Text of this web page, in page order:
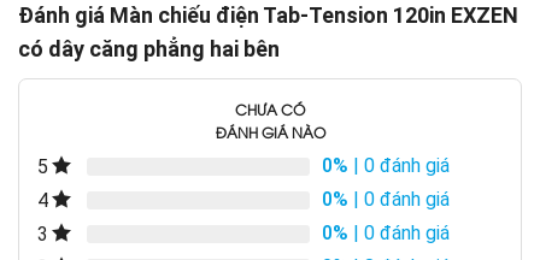
Đánh giá Màn chiếu điện Tab-Tension 120in EXZEN
có dây căng phẳng hai bên
CHƯA CÓ
ĐÁNH GIÁ NÀO
5 0% | 0 đánh giá
4
0% | 0 đánh giá
3
0% | 0 đánh giá